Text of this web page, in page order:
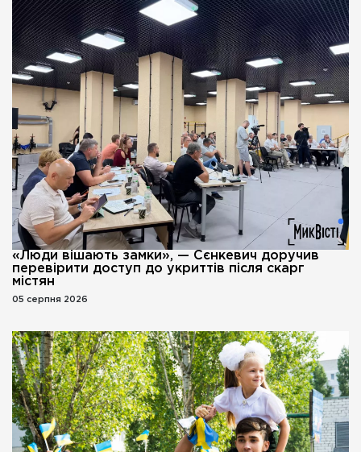
«Люди вішають замки», — Сєнкевич доручив
перевірити доступ до укриттів після скарг
містян
05 серпня 2026